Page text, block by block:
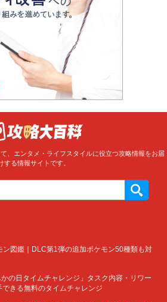
、エンタメ・ライフスタイルに役立つ攻略情報をお届
する情報サイトです。
ン図鑑｜DLC第1弾の追加ポケモン50種類も対
かの日タイムチャレンジ」タスク内容・リワー
きる無料のタイムチャレンジ